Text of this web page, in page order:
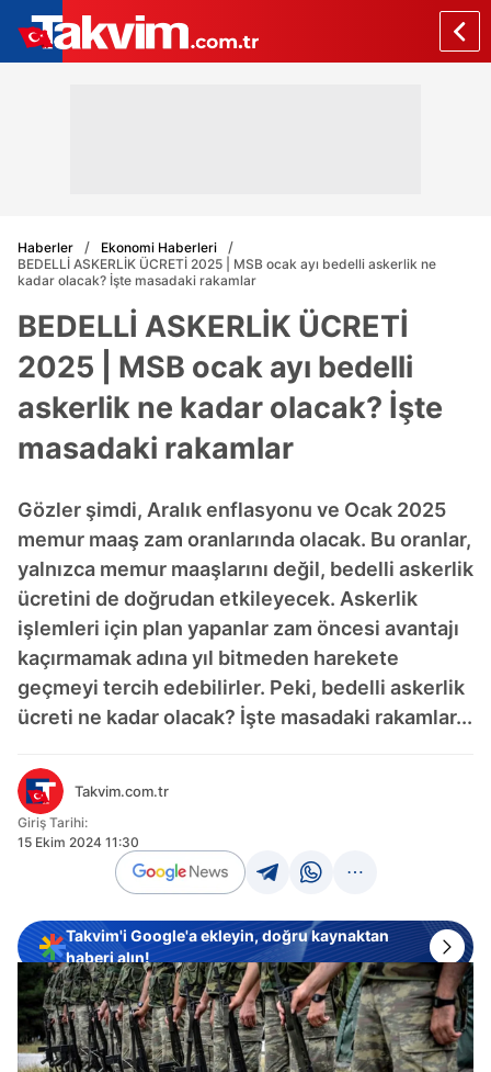
Haberler
Ekonomi Haberleri
BEDELLİ ASKERLİK ÜCRETİ 2025 | MSB ocak ayı bedelli askerlik ne
kadar olacak? İşte masadaki rakamlar
BEDELLİ ASKERLİK ÜCRETİ
2025 | MSB ocak ayı bedelli
askerlik ne kadar olacak? İşte
masadaki rakamlar
Gözler şimdi, Aralık enflasyonu ve Ocak 2025
memur maaş zam oranlarında olacak. Bu oranlar,
yalnızca memur maaşlarını değil, bedelli askerlik
ücretini de doğrudan etkileyecek. Askerlik
işlemleri için plan yapanlar zam öncesi avantajı
kaçırmamak adına yıl bitmeden harekete
geçmeyi tercih edebilirler. Peki, bedelli askerlik
ücreti ne kadar olacak? İşte masadaki rakamlar...
Takvim.com.tr
Giriş Tarihi:
15 Ekim 2024 11:30
Takvim'i Google'a ekleyin, doğru kaynaktan
haberi alın!